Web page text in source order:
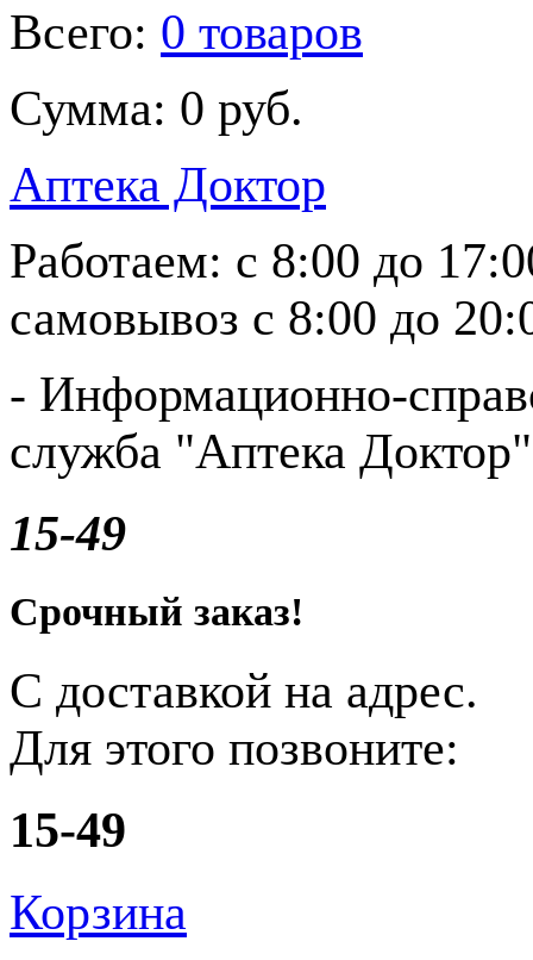
Всего: 0 товаров
Сумма: 0 руб.
Аптека Доктор
Работаем: с 8:00 до
самовывоз с 8:00 до
- Информационно-
служба "Аптека
15-49
Срочный заказ!
С доставкой на адрес.
Для этого позвоните:
15-49
Корзина